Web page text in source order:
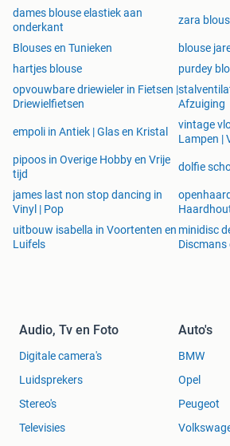
dames blouse elastiek aan
onderkant
zara
Blouses en Tunieken
blouse
hartjes blouse
purdey
opvouwbare driewieler in Fietsen |
Driewielfietsen
Afzuiging
empoli in Antiek | Glas en Kristal
vintage
Lampen |
pipoos in Overige Hobby en Vrije
tijd
dolfie
james last non stop dancing in
Vinyl | Pop
uitbouw isabella in Voortenten en
Luifels
minidisc
Discmans
Audio, Tv en Foto
Digitale camera's
Luidsprekers
Stereo's
Televisies
Auto's
BMW
Opel
Peugeot